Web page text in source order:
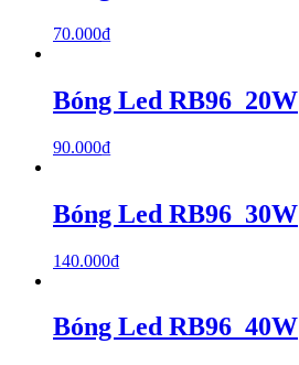
70.000₫
Bóng Led RB96_20W
90.000₫
Bóng Led RB96_30W
140.000₫
Bóng Led RB96_40W